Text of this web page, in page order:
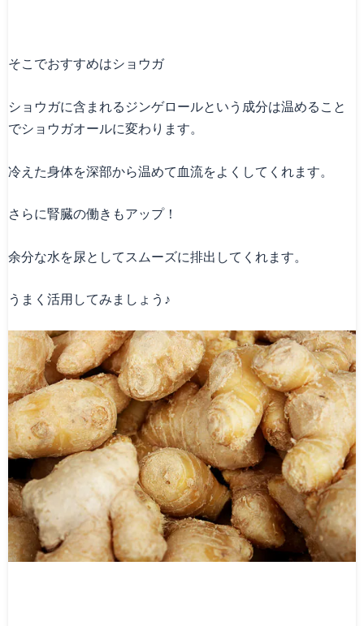
そこでおすすめはショウガ
ショウガに含まれるジンゲロールという成分は温めること
でショウガオールに変わります。
冷えた身体を深部から温めて血流をよくしてくれます。
さらに腎臓の働きもアップ！
余分な水を尿としてスムーズに排出してくれます。
うまく活用してみましょう♪